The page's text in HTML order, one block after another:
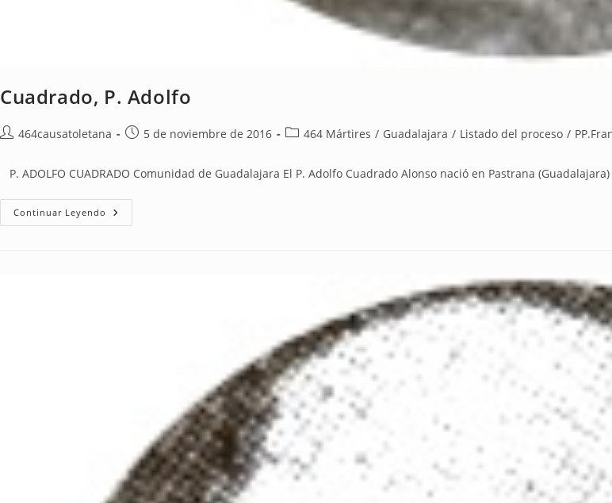
Cuadrado, P. Adolfo
464causatoletana 5 de noviembre de 2016 464 Mártires / Guadalajara / Listado del proceso /
P. ADOLFO CUADRADO Comunidad de Guadalajara El P. Adolfo Cuadrado Alonso nació en Pastrana
Continuar Leyendo